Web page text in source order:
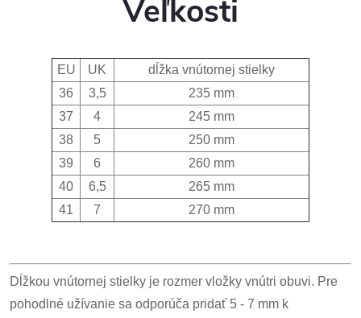
Veľkosti
EU UK
dĺžka vnútornej stielky
36
3,5
235 mm
37
4
245 mm
38
5
250 mm
39
6
260 mm
40
6,5
265 mm
41
7 270 mm
Dĺžkou vnútornej stielky je rozmer vložky vnútri obuvi. Pre
pohodlné užívanie sa odporúča pridať 5 - 7 mm k